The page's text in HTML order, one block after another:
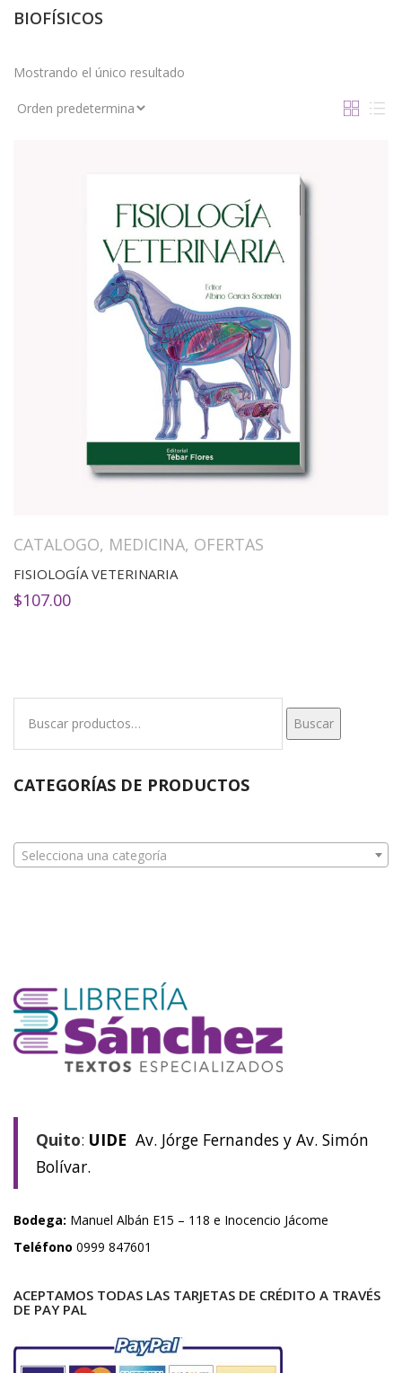
BIOFÍSICOS
Mostrando el único resultado
CATALOGO, MEDICINA, OFERTAS
FISIOLOGÍA VETERINARIA
$107.00
Buscar
CATEGORÍAS DE PRODUCTOS
Selecciona una categoría
Quito: UIDE Av. Jórge Fernandes y Av. Simón
Bolívar.
Bodega: Manuel Albán E15 – 118 e Inocencio Jácome
Teléfono 0999 847601
ACEPTAMOS TODAS LAS TARJETAS DE CRÉDITO A TRAVÉS
DE PAY PAL